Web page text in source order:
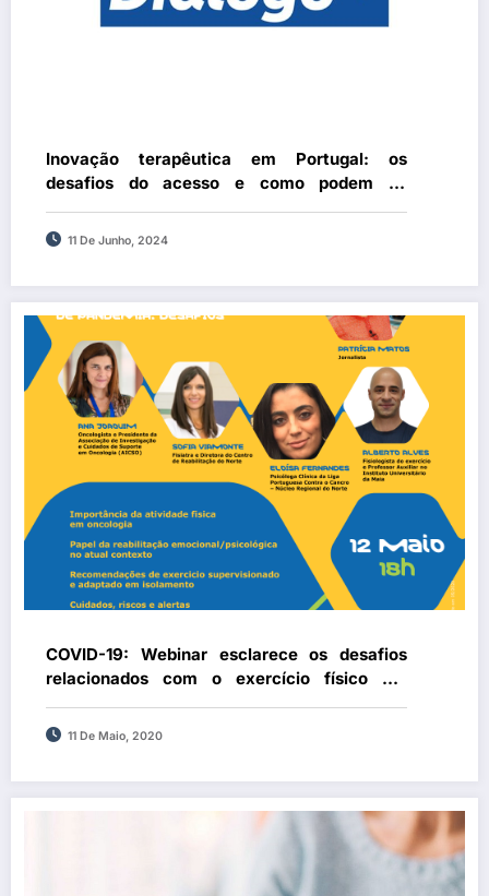
Inovação terapêutica em Portugal: os
desafios do acesso e como podem os
doentes ser parte ativa no processo de
avaliação de novos medicamentos
11 De Junho, 2024
COVID-19: Webinar esclarece os desafios
relacionados com o exercício físico em
doentes oncológicos
11 De Maio, 2020